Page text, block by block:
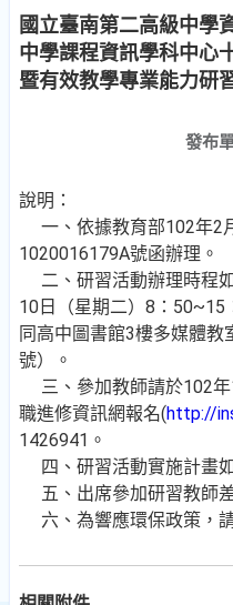
國立臺南第二高級中學
中學課程資訊學科中心
暨有效教學專業能力研習
發布
說明：
一、依據教育部102年2
1020016179A號函辦理。
二、研習活動辦理時程
10日（星期二）8：50~15
同高中圖書館3樓多媒體
號）。
三、參加教師請於102年
職進修資訊網報名(http://
1426941。
四、研習活動實施計畫
五、出席參加研習教師
六、為響應環保政策，